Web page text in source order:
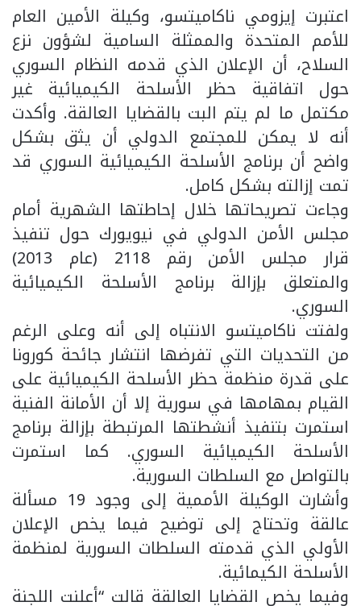
اعتبرت إيزومي ناكاميتسو، وكيلة الأمين العام
للأمم المتحدة والممثلة السامية لشؤون نزع
السلاح، أن الإعلان الذي قدمه النظام السوري
حول اتفاقية حظر الأسلحة الكيميائية غير
مكتمل ما لم يتم البت بالقضايا العالقة. وأكدت
أنه لا يمكن للمجتمع الدولي أن يثق بشكل
واضح أن برنامج الأسلحة الكيميائية السوري قد
تمت إزالته بشكل كامل.
وجاءت تصريحاتها خلال إحاطتها الشهرية أمام
مجلس الأمن الدولي في نيويورك حول تنفيذ
قرار مجلس الأمن رقم 2118 (عام 2013)
والمتعلق بإزالة برنامج الأسلحة الكيميائية
السوري.
ولفتت ناكاميتسو الانتباه إلى أنه وعلى الرغم
من التحديات التي تفرضها انتشار جائحة كورونا
على قدرة منظمة حظر الأسلحة الكيميائية على
القيام بمهامها في سورية إلا أن الأمانة الفنية
استمرت بتنفيذ أنشطتها المرتبطة بإزالة برنامج
الأسلحة الكيميائية السوري. كما استمرت
بالتواصل مع السلطات السورية.
وأشارت الوكيلة الأممية إلى وجود 19 مسألة
عالقة وتحتاج إلى توضيح فيما يخص الإعلان
الأولي الذي قدمته السلطات السورية لمنظمة
الأسلحة الكيمائية.
وفيما يخص القضايا العالقة قالت “أعلنت اللجنة